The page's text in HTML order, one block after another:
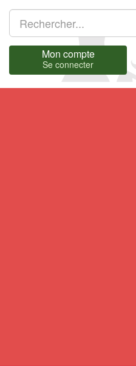
Mon compte
Se connecter